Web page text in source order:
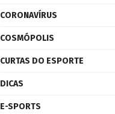
CORONAVÍRUS
COSMÓPOLIS
CURTAS DO ESPORTE
DICAS
E-SPORTS